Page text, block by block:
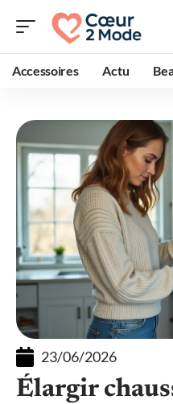
Accessoires Actu
23/06/2026
Élargir